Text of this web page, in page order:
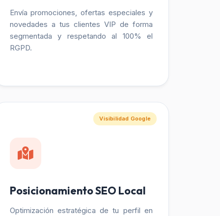
Envía promociones, ofertas especiales y
novedades a tus clientes VIP de forma
segmentada y respetando al 100% el
RGPD.
Visibilidad Google
Posicionamiento SEO Local
Optimización estratégica de tu perfil en